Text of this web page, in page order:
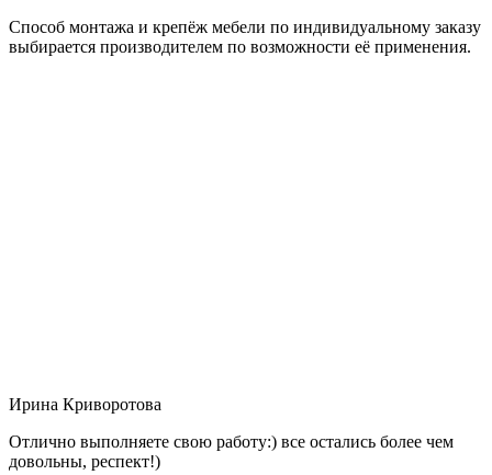
Способ монтажа и крепёж мебели по индивидуальному заказу
выбирается производителем по возможности её применения.
Ирина Криворотова
Отлично выполняете свою работу:) все остались более чем
довольны, респект!)